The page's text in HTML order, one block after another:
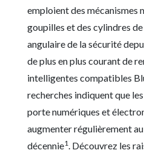
emploient des mécanismes
goupilles et des cylindres
angulaire de la sécurité
de plus en plus courant de
intelligentes compatibles
recherches indiquent que
porte numériques et
augmenter régulièrement
décennie1. Découvrez les